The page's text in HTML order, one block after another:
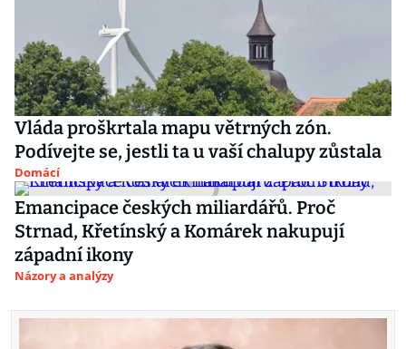
Vláda proškrtala mapu větrných zón.
Podívejte se, jestli ta u vaší chalupy zůstala
Domácí
Emancipace českých miliardářů. Proč
Strnad, Křetínský a Komárek nakupují
západní ikony
Názory a analýzy